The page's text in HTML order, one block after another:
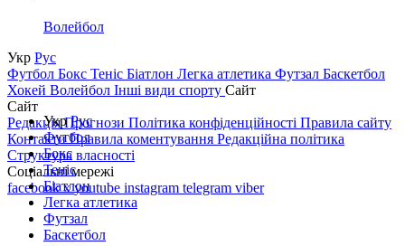
Волейбол
Укр Рус
Футбол Бокс Теніс Біатлон Легка атлетика Футзал Баскетбол
Хокей Волейбол Інші види спорту Сайт
Сайт
РедакціяПрогнози Політика конфіденційності Правила сайту
КонтактиПравила коментування Редакційна політика
Структура власності
Соціальні мережі
facebookxyoutube instagram telegram viber
УкрРус
Футбол
Бокс
Теніс
Біатлон
Легка атлетика
Футзал
Баскетбол